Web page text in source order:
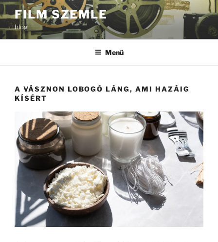
Tartalomhoz
FILM SZEMLE
blog
Menü
A VÁSZNON LOBOGÓ LÁNG, AMI HAZÁIG
KÍSÉRT